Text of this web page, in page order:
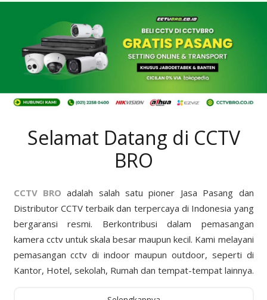
Selamat Datang di CCTV
BRO
CCTV BRO adalah salah satu pioner Jasa Pasang dan
Distributor CCTV terbaik dan terpercaya di Indonesia yang
bergaransi resmi. Berkontribusi dalam pemasangan
kamera cctv untuk skala besar maupun kecil. Kami melayani
pemasangan cctv di indoor maupun outdoor, seperti di
Kantor, Hotel, sekolah, Rumah dan tempat-tempat lainnya.